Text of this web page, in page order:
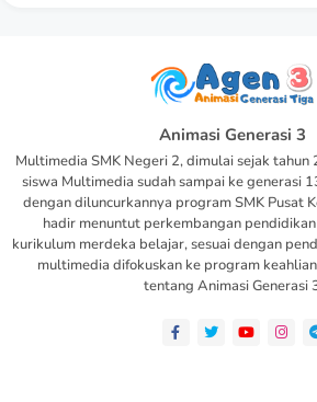
Animasi Generasi 3
Multimedia SMK Negeri 2, dimulai sejak tahun
siswa Multimedia sudah sampai ke generasi
dengan diluncurkannya program SMK Pusat
hadir menuntut perkembangan
kurikulum merdeka belajar, sesuai dengan
multimedia difokuskan ke program
tentang Animasi Generasi